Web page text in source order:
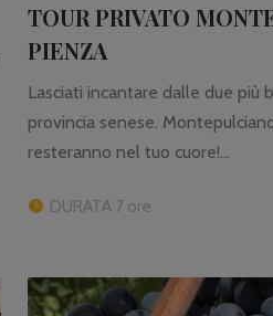
TOUR PRIVATO
PIENZA
Lasciati incantare dalle due più
provincia senese.
resteranno nel tuo cuore!...
DURATA 7 ore